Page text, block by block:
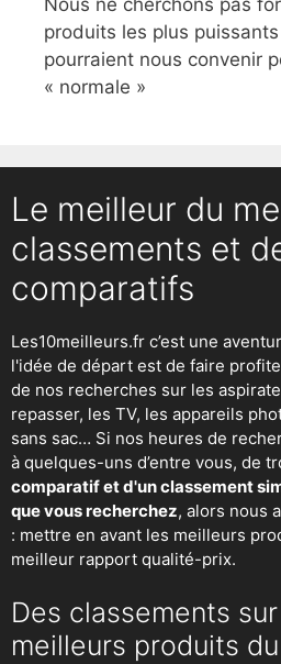
produits les plus
pourraient nous convenir
« normale »
Le meilleur du
classements et
comparatifs
Les10meilleurs.fr c’est une
l'idée de départ est de faire
de nos recherches sur les
repasser, les TV, les appareils
sans sac… Si nos heures de
à quelques-uns d’entre vous, de
comparatif et d'un classement
que vous recherchez, alors nous
: mettre en avant les meilleurs
meilleur rapport qualité-prix.
Des classements
meilleurs produits